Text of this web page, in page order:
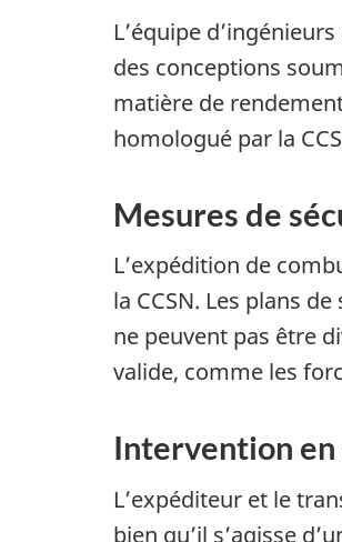
L’équipe
des conceptions
matière de
homologué par la
Mesures de
L’expédition de
la CCSN. Les plans
ne peuvent pas être
valide, comme les
Intervention en
L’expéditeur et le
bien qu’il s’agisse